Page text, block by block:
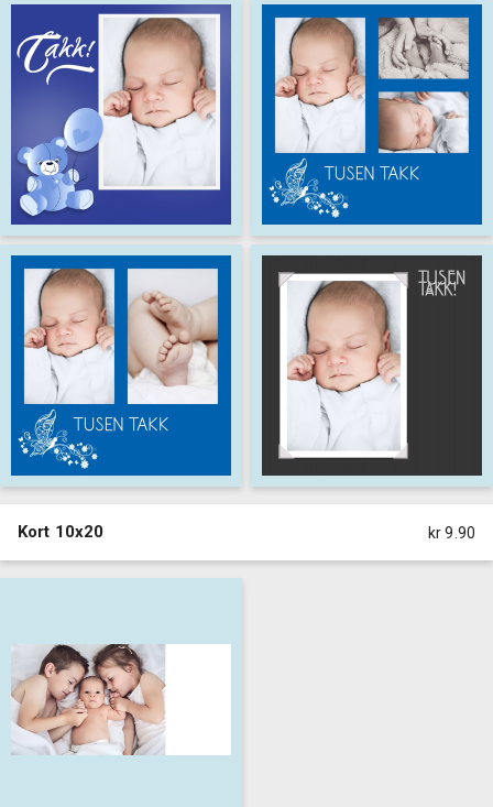
Kort 10x20 kr 9.90